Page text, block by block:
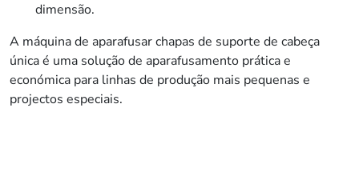
dimensão.
A máquina de aparafusar chapas de suporte de cabeça
única é uma solução de aparafusamento prática e
económica para linhas de produção mais pequenas e
projectos especiais.